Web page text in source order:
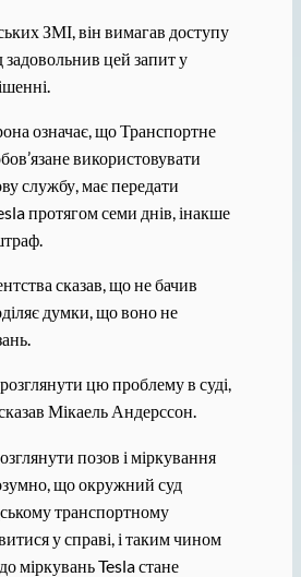
ЗМІ, він вимагав доступу
задовольнив цей запит у
означає, що Транспортне
використовувати
службу, має передати
протягом семи днів, інакше
сказав, що не бачив
думки, що воно не
цю проблему в суді,
Мікаель Андерссон.
позов і міркування
що окружний суд
транспортному
у справі, і таким чином
міркувань Tesla стане